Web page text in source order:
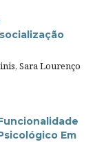
Sara Lourenço
Em